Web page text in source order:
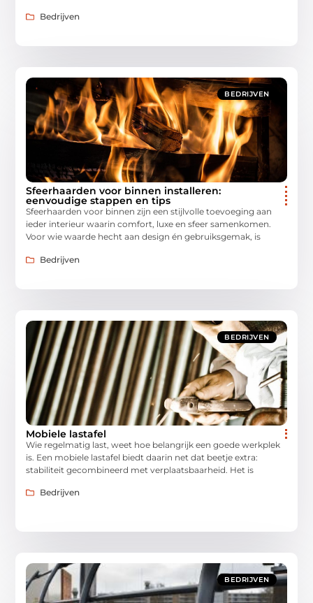
Bedrijven
BEDRIJVEN
Sfeerhaarden voor binnen installeren:
eenvoudige stappen en tips
Sfeerhaarden voor binnen zijn een stijlvolle toevoeging aan
ieder interieur waarin comfort, luxe en sfeer samenkomen.
Voor wie waarde hecht aan design én gebruiksgemak, is
Bedrijven
BEDRIJVEN
Mobiele lastafel
Wie regelmatig last, weet hoe belangrijk een goede werkplek
is. Een mobiele lastafel biedt daarin net dat beetje extra:
stabiliteit gecombineerd met verplaatsbaarheid. Het is
Bedrijven
BEDRIJVEN